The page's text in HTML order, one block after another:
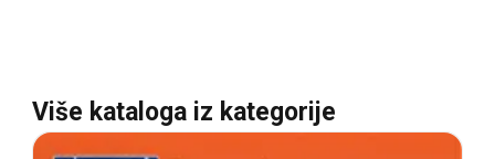
Više kataloga iz kategorije